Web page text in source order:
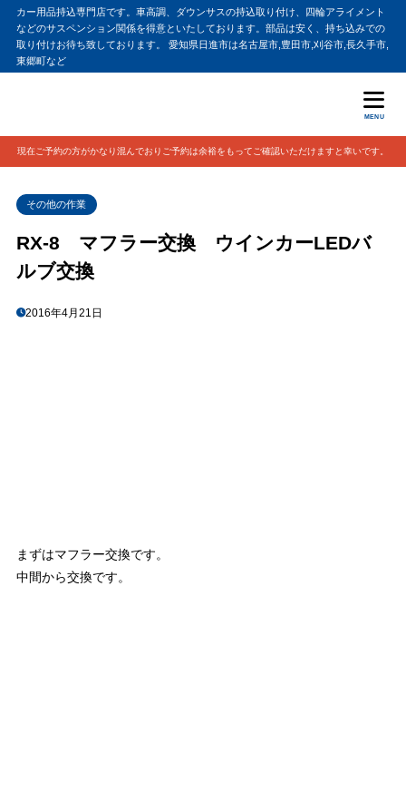
カー用品持込専門店です。車高調、ダウンサスの持込取り付け、四輪アライメント
などのサスペンション関係を得意といたしております。部品は安く、持ち込みでの
取り付けお待ち致しております。 愛知県日進市は名古屋市,豊田市,刈谷市,長久手市,
東郷町など
MENU
現在ご予約の方がかなり混んでおりご予約は余裕をもってご確認いただけますと幸いです。
その他の作業
RX-8 マフラー交換 ウインカーLEDバ
ルブ交換
2016年4月21日
まずはマフラー交換です。
中間から交換です。